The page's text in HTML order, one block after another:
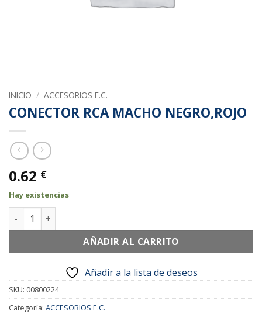
INICIO / ACCESORIOS E.C.
CONECTOR RCA MACHO NEGRO,ROJO
0.62 €
Hay existencias
CONECTOR RCA MACHO NEGRO,ROJO cantidad
AÑADIR AL CARRITO
Añadir a la lista de deseos
SKU: 00800224
Categoría: ACCESORIOS E.C.